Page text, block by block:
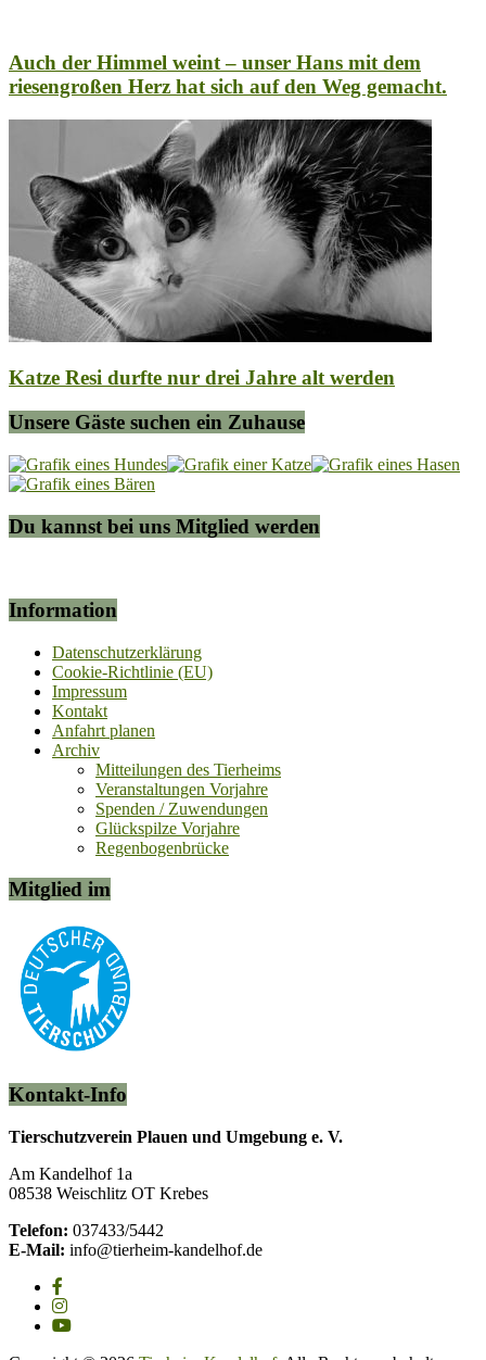
Auch der Himmel weint – unser Hans mit dem
riesengroßen Herz hat sich auf den Weg gemacht.
Katze Resi durfte nur drei Jahre alt werden
Unsere Gäste suchen ein Zuhause
Du kannst bei uns Mitglied werden
Information
Datenschutzerklärung
Cookie-Richtlinie (EU)
Impressum
Kontakt
Anfahrt planen
Archiv
Mitteilungen des Tierheims
Veranstaltungen Vorjahre
Spenden / Zuwendungen
Glückspilze Vorjahre
Regenbogenbrücke
Mitglied im
Kontakt-Info
Tierschutzverein Plauen und Umgebung e. V.
Am Kandelhof 1a
08538 Weischlitz OT Krebes
Telefon: 037433/5442
E-Mail: info@tierheim-kandelhof.de